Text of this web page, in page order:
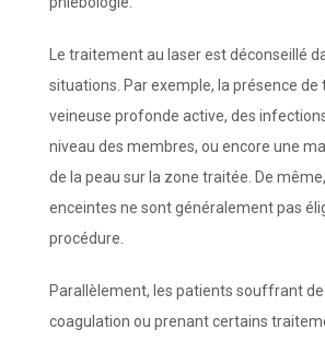
Le traitement au laser est déconseillé
situations. Par exemple, la présence de
veineuse profonde active, des
niveau des membres, ou encore une
de la peau sur la zone traitée. De
enceintes ne sont généralement pas
procédure.
Parallèlement, les patients souffrant
coagulation ou prenant certains